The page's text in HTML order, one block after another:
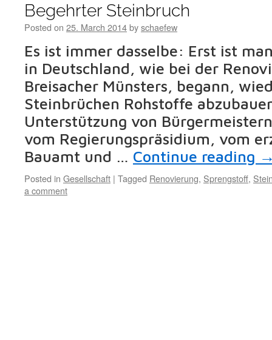
Begehrter Steinbruch
Posted on 25. March 2014byschaefew
Es ist immer dasselbe: Erst ist
in Deutschland, wie bei der
Breisacher Münsters, begann,
Steinbrüchen Rohstoffe
Unterstützung von
vom Regierungspräsidium, vom
Bauamt und … Continue reading
Posted in Gesellschaft | Tagged Renovierung, Sprengstoff,
a comment